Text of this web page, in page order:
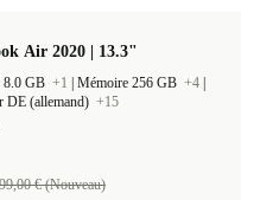
Air 2020 | 13.3"
8.0 GB +1 Mémoire 256 GB +4
DE (allemand) +15
€ (Nouveau)